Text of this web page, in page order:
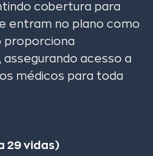
cobertura para
entram no plano como
proporciona
assegurando acesso a
médicos para toda
29 vidas)